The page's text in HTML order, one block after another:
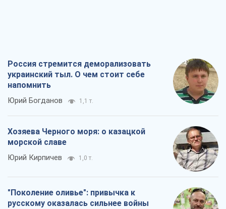
Россия стремится деморализовать
украинский тыл. О чем стоит себе
напомнить
Юрий Богданов 1,1 т.
Хозяева Черного моря: о казацкой
морской славе
Юрий Кирпичев 1,0 т.
"Поколение оливье": привычка к
русскому оказалась сильнее войны